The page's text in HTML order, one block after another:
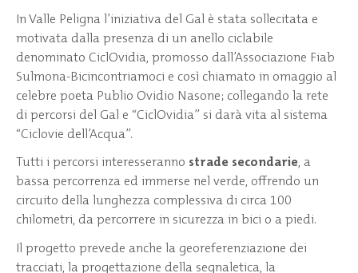
In Valle Peligna l’iniziativa del Gal è stata sollecitata e
motivata dalla presenza di un anello ciclabile
denominato CiclOvidia, promosso dall’Associazione Fiab
Sulmona-Bicincontriamoci e così chiamato in omaggio al
celebre poeta Publio Ovidio Nasone; collegando la rete
di percorsi del Gal e “CiclOvidia” si darà vita al sistema
“Ciclovie dell’Acqua”.
Tutti i percorsi interesseranno strade secondarie, a
bassa percorrenza ed immerse nel verde, offrendo un
circuito della lunghezza complessiva di circa 100
chilometri, da percorrere in sicurezza in bici o a piedi.
Il progetto prevede anche la georeferenziazione dei
tracciati, la progettazione della segnaletica, la